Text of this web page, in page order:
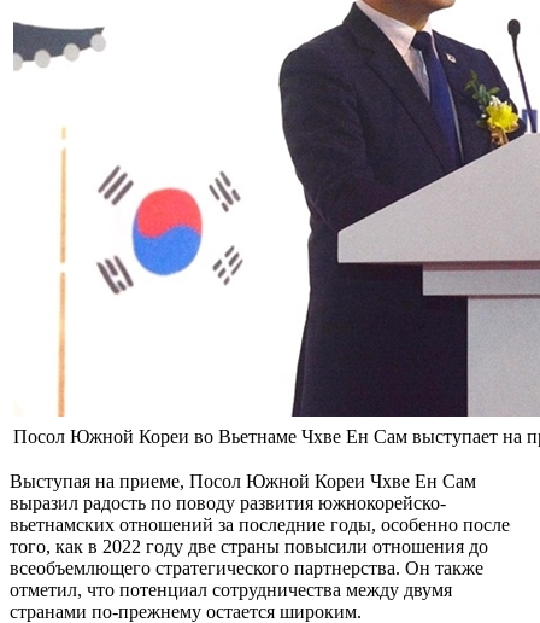
Посол Южной Кореи во Вьетнаме Чхве Ен Сам выступает на
Выступая на приеме, Посол Южной Кореи Чхве Ен Сам
выразил радость по поводу развития южнокорейско-
вьетнамских отношений за последние годы, особенно после
того, как в 2022 году две страны повысили отношения до
всеобъемлющего стратегического партнерства. Он также
отметил, что потенциал сотрудничества между двумя
странами по-прежнему остается широким.